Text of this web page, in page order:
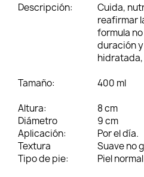
Descripción:
Cuida,
reafirmar
formula
duración
hidratada,
Tamaño:
400 ml
Altura:
8 cm
Diámetro
9 cm
Aplicación:
Por el día.
Textura
Suave no
Tipo de pie:
Piel